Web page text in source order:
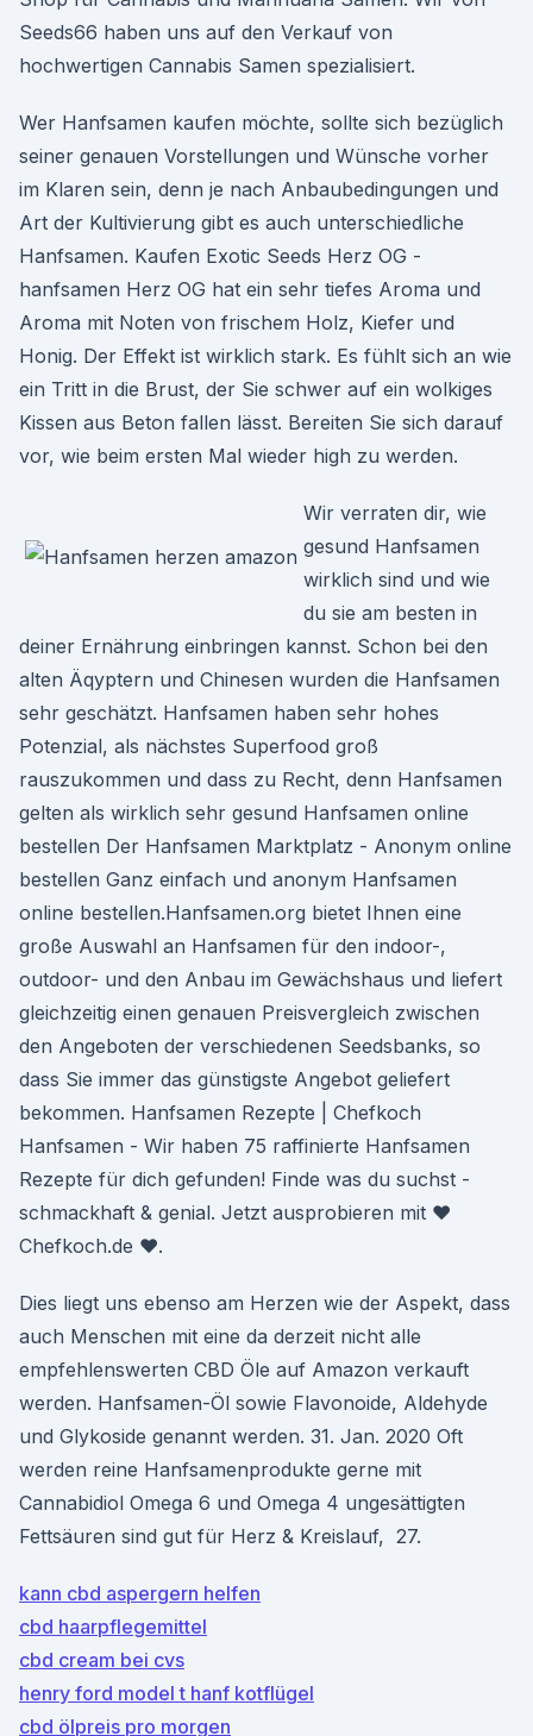
Seeds66 haben uns auf den Verkauf von
hochwertigen Cannabis Samen spezialisiert.
Wer Hanfsamen kaufen möchte, sollte sich bezüglich
seiner genauen Vorstellungen und Wünsche vorher
im Klaren sein, denn je nach Anbaubedingungen und
Art der Kultivierung gibt es auch unterschiedliche
Hanfsamen. Kaufen Exotic Seeds Herz OG -
hanfsamen Herz OG hat ein sehr tiefes Aroma und
Aroma mit Noten von frischem Holz, Kiefer und
Honig. Der Effekt ist wirklich stark. Es fühlt sich an wie
ein Tritt in die Brust, der Sie schwer auf ein wolkiges
Kissen aus Beton fallen lässt. Bereiten Sie sich darauf
vor, wie beim ersten Mal wieder high zu werden.
Wir verraten dir, wie
gesund Hanfsamen
wirklich sind und wie
du sie am besten in
deiner Ernährung einbringen kannst. Schon bei den
alten Äqyptern und Chinesen wurden die Hanfsamen
sehr geschätzt. Hanfsamen haben sehr hohes
Potenzial, als nächstes Superfood groß
rauszukommen und dass zu Recht, denn Hanfsamen
gelten als wirklich sehr gesund Hanfsamen online
bestellen Der Hanfsamen Marktplatz - Anonym online
bestellen Ganz einfach und anonym Hanfsamen
online bestellen.Hanfsamen.org bietet Ihnen eine
große Auswahl an Hanfsamen für den indoor-,
outdoor- und den Anbau im Gewächshaus und liefert
gleichzeitig einen genauen Preisvergleich zwischen
den Angeboten der verschiedenen Seedsbanks, so
dass Sie immer das günstigste Angebot geliefert
bekommen. Hanfsamen Rezepte | Chefkoch
Hanfsamen - Wir haben 75 raffinierte Hanfsamen
Rezepte für dich gefunden! Finde was du suchst -
schmackhaft & genial. Jetzt ausprobieren mit ♥
Chefkoch.de ♥.
Dies liegt uns ebenso am Herzen wie der Aspekt, dass
auch Menschen mit eine da derzeit nicht alle
empfehlenswerten CBD Öle auf Amazon verkauft
werden. Hanfsamen-Öl sowie Flavonoide, Aldehyde
und Glykoside genannt werden. 31. Jan. 2020 Oft
werden reine Hanfsamenprodukte gerne mit
Cannabidiol Omega 6 und Omega 4 ungesättigten
Fettsäuren sind gut für Herz & Kreislauf, 27.
kann cbd aspergern helfen
cbd haarpflegemittel
cbd cream bei cvs
henry ford model t hanf kotflügel
cbd ölpreis pro morgen